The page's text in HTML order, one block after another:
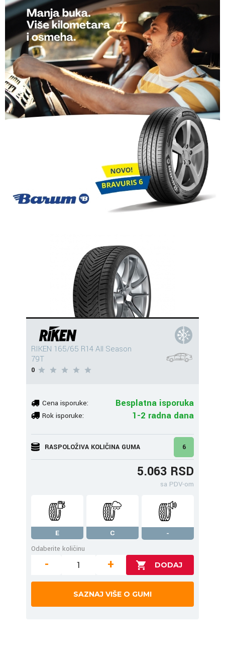
RIKEN 165/65 R14 All Season
79T
0
Cena isporuke: Besplatna isporuka
Rok isporuke: 1-2 radna dana
RASPOLOŽIVA KOLIČINA GUMA 6
5.063 RSD
sa PDV-om
E C
-
Odaberite količinu
- +
SAZNAJ VIŠE O GUMI